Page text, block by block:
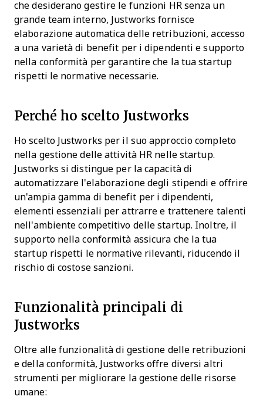
che desiderano gestire le funzioni HR senza un
grande team interno, Justworks fornisce
elaborazione automatica delle retribuzioni, accesso
a una varietà di benefit per i dipendenti e supporto
nella conformità per garantire che la tua startup
rispetti le normative necessarie.
Perché ho scelto Justworks
Ho scelto Justworks per il suo approccio completo
nella gestione delle attività HR nelle startup.
Justworks si distingue per la capacità di
automatizzare l'elaborazione degli stipendi e offrire
un'ampia gamma di benefit per i dipendenti,
elementi essenziali per attrarre e trattenere talenti
nell'ambiente competitivo delle startup. Inoltre, il
supporto nella conformità assicura che la tua
startup rispetti le normative rilevanti, riducendo il
rischio di costose sanzioni.
Funzionalità principali di
Justworks
Oltre alle funzionalità di gestione delle retribuzioni
e della conformità, Justworks offre diversi altri
strumenti per migliorare la gestione delle risorse
umane: